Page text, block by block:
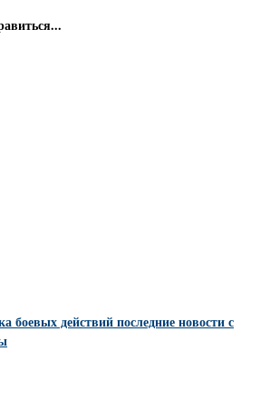
боевых действий последние новости с